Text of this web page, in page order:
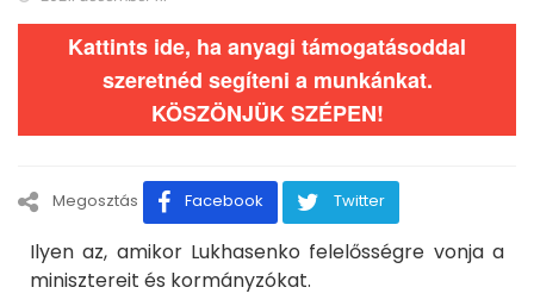
Kattints ide, ha anyagi támogatásoddal
szeretnéd segíteni a munkánkat.
KÖSZÖNJÜK SZÉPEN!
Megosztás Facebook Twitter
Ilyen az, amikor Lukhasenko felelősségre vonja a
minisztereit és kormányzókat.